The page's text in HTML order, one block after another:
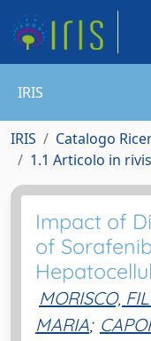
IRIS
IRIS Catalogo
1.1 Articolo in
Impact of
of
MORISCO,
MARIA;